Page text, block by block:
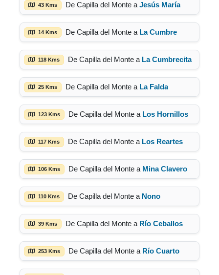
43 Kms De Capilla del Monte a Jesús María
14 Kms De Capilla del Monte a La Cumbre
118 Kms De Capilla del Monte a La Cumbrecita
25 Kms De Capilla del Monte a La Falda
123 Kms De Capilla del Monte a Los Hornillos
117 Kms De Capilla del Monte a Los Reartes
106 Kms De Capilla del Monte a Mina Clavero
110 Kms De Capilla del Monte a Nono
39 Kms De Capilla del Monte a Río Ceballos
253 Kms De Capilla del Monte a Río Cuarto